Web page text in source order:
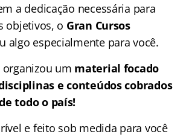
a dedicação necessária para
objetivos, o Gran Cursos
algo especialmente para você.
um material focado
e conteúdos cobrados
todo o país!
e feito sob medida para você